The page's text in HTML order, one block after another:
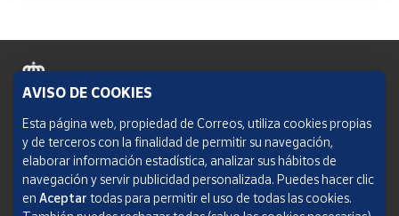
Política de cookies
Aviso legal
Condiciones del servicio
AVISO DE COOKIES
Esta página web, propiedad de Correos, utiliza cookies propias
y de terceros con la finalidad de permitir su navegación,
elaborar información estadística, analizar sus hábitos de
navegación y servir publicidad personalizada. Puedes hacer clic
en Aceptar todas para permitir el uso de todas las cookies.